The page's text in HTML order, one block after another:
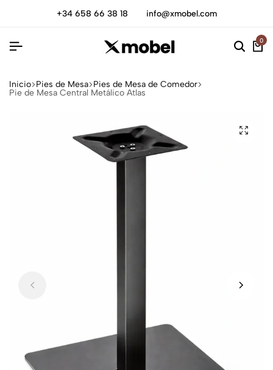
+34 658 66 38 18 info@xmobel.com
0
Inicio Pies de Mesa Pies de Mesa de Comedor
Pie de Mesa Central Metálico Atlas